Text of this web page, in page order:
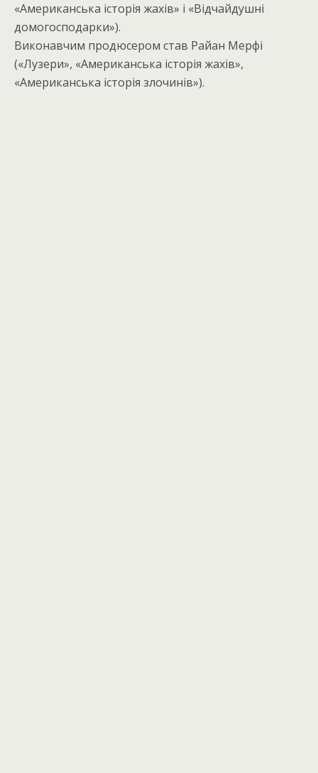
«Американська історія жахів» і «Відчайдушні
домогосподарки»).
Виконавчим продюсером став Райан Мерфі
(«Лузери», «Американська історія жахів»,
«Американська історія злочинів»).